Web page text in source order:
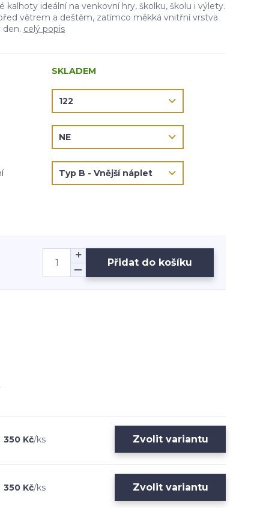
kalhoty ideální na venkovní hry, školku, školu i výlety.
větrem a deštěm, zatímco měkká vnitřní vrstva
den. celý popis
SKLADEM
Přidat do košíku
350 Kč/ks Zvolit variantu
350 Kč/ks Zvolit variantu